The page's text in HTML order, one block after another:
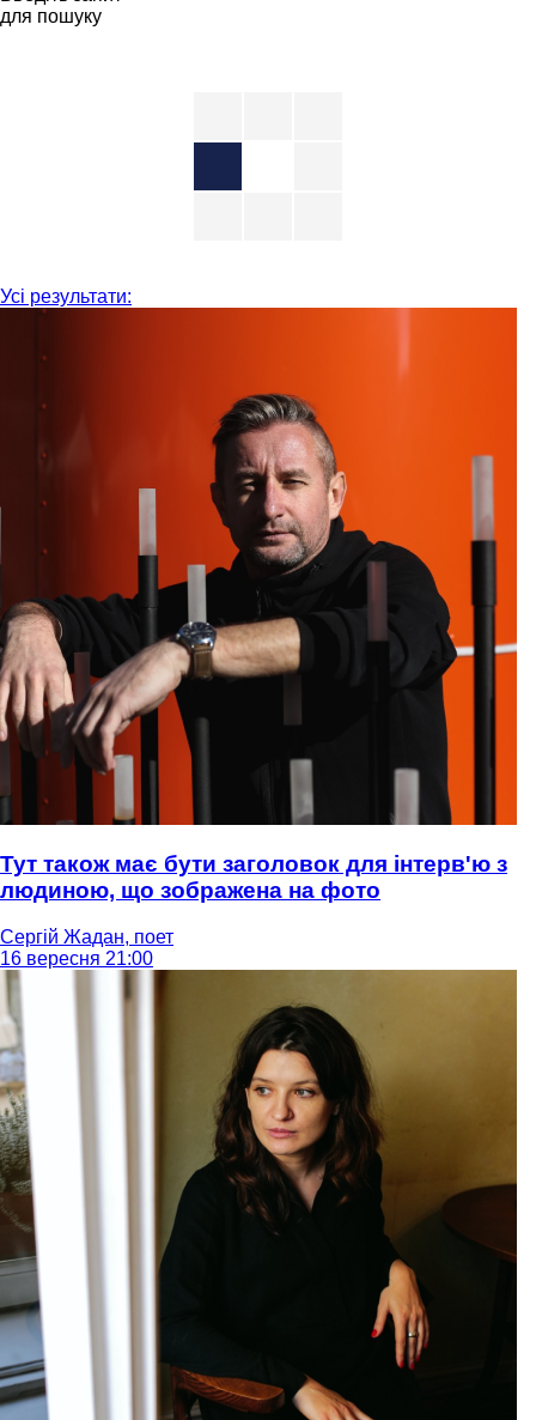
для пошуку
Усі результати:
Тут також має бути заголовок для інтерв'ю з
людиною, що зображена на фото
Сергій Жадан, поет
16 вересня 21:00